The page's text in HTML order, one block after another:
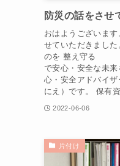
防災の話をさせ
おはようございま
せていただきまし
のを 整え守る
で安心・安全な未
心・安全アドバイ
にえ）です。 保有
2022-06-06
片付け